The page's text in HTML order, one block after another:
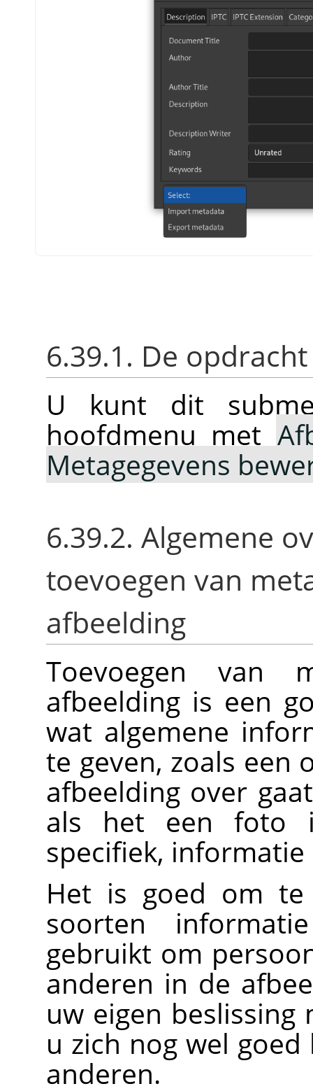
6.39.1. De
U kunt dit
hoofdmenu met
Metagegevens
6.39.2. Algemene
toevoegen van
afbeelding
Toevoegen van
afbeelding is een
wat algemene
te geven, zoals een
afbeelding over
als het een foto
specifiek,
Het is goed om te
soorten
gebruikt om
anderen in de
uw eigen
u zich nog wel
anderen.